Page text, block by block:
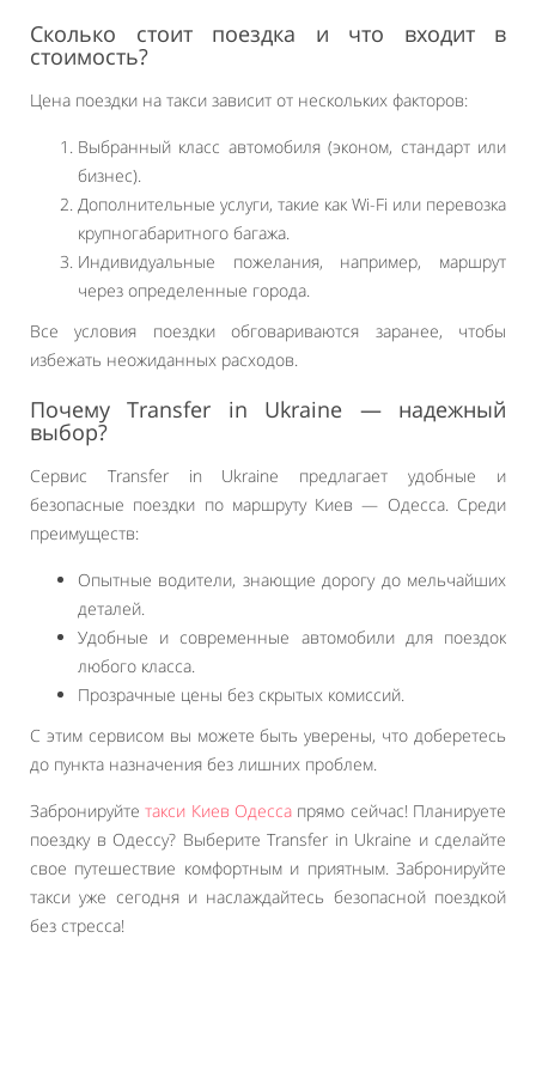
Сколько стоит поездка и что входит в
стоимость?
Цена поездки на такси зависит от нескольких факторов:
Выбранный класс автомобиля (эконом, стандарт или
бизнес).
Дополнительные услуги, такие как Wi-Fi или перевозка
крупногабаритного багажа.
Индивидуальные пожелания, например, маршрут
через определенные города.
Все условия поездки обговариваются заранее, чтобы
избежать неожиданных расходов.
Почему Transfer in Ukraine — надежный
выбор?
Сервис Transfer in Ukraine предлагает удобные и
безопасные поездки по маршруту Киев — Одесса. Среди
преимуществ:
Опытные водители, знающие дорогу до мельчайших
деталей.
Удобные и современные автомобили для поездок
любого класса.
Прозрачные цены без скрытых комиссий.
С этим сервисом вы можете быть уверены, что доберетесь
до пункта назначения без лишних проблем.
Забронируйтетакси Киев Одесса прямо сейчас! Планируете
поездку в Одессу? Выберите Transfer in Ukraine и сделайте
свое путешествие комфортным и приятным. Забронируйте
такси уже сегодня и наслаждайтесь безопасной поездкой
без стресса!